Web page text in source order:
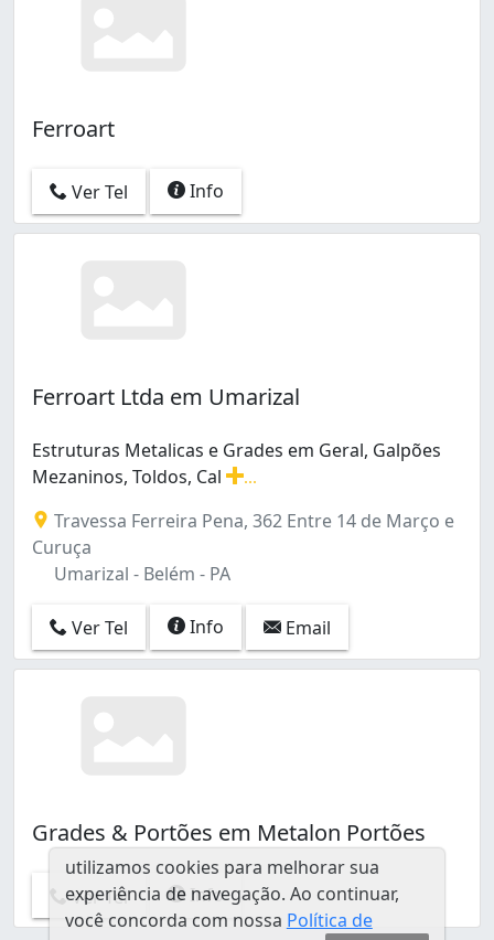
Ferroart
Ver Tel Info
Ferroart Ltda em Umarizal
Estruturas Metalicas e Grades em Geral, Galpões
Mezaninos, Toldos, Cal
Travessa Ferreira Pena, 362 Entre 14 de Março e
Curuça
Umarizal - Belém - PA
Ver Tel Info Email
Grades & Portões em Metalon Portões
Ver Tel Info
utilizamos cookies para melhorar sua
experiência de navegação. Ao continuar,
você concorda com nossa Política de